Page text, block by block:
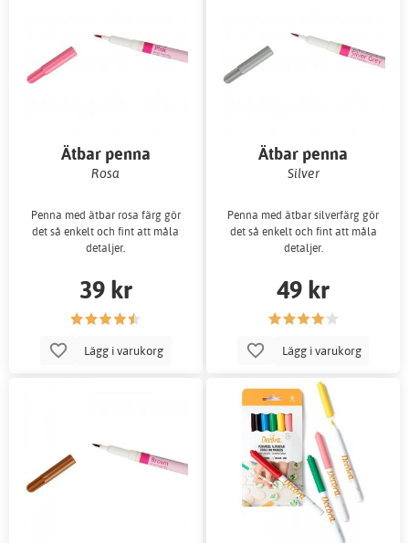
Ätbar penna
Rosa
Penna med ätbar rosa färg gör
det så enkelt och fint att måla
detaljer.
39 kr
Lägg i varukorg
Ätbar penna
Silver
Penna med ätbar silverfärg gör
det så enkelt och fint att måla
detaljer.
49 kr
Lägg i varukorg